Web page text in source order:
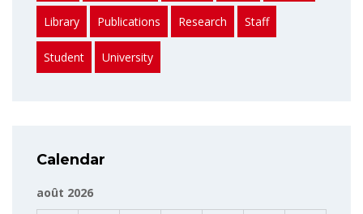
Library Publications Research Staff
Student University
Calendar
août 2026